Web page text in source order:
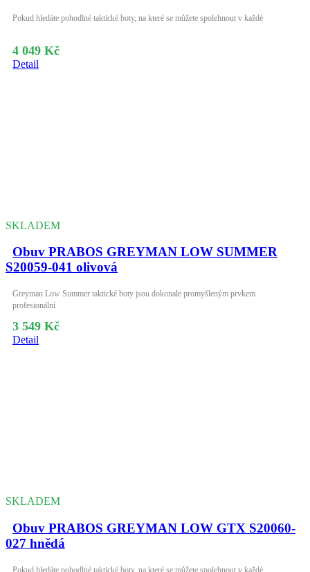
Pokud hledáte pohodlné taktické boty, na které se můžete spolehnout v každé
4 049 Kč
Detail
SKLADEM
Obuv PRABOS GREYMAN LOW SUMMER
S20059-041 olivová
Greyman Low Summer taktické boty jsou dokonale promyšleným prvkem
profesionální
3 549 Kč
Detail
SKLADEM
Obuv PRABOS GREYMAN LOW GTX S20060-
027 hnědá
Pokud hledáte pohodlné taktické boty, na které se můžete spolehnout v každé